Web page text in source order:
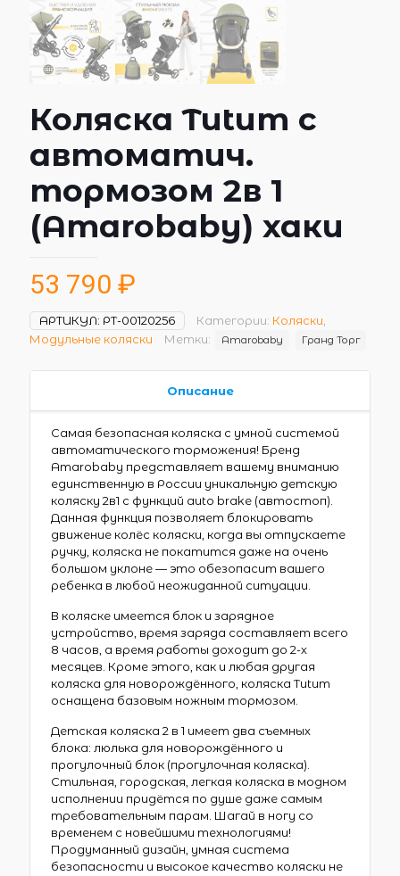
Коляска Tutum с
автоматич.
тормозом 2в 1
(Amarobaby) хаки
53 790 ₽
АРТИКУЛ: РТ-00120256 Категории: Коляски
Модульные коляски
Метки: Amarobaby Гранд Торг
Описание
Самая безопасная коляска с умной системой
автоматического торможения! Бренд
Amarobaby представляет вашему вниманию
единственную в России уникальную детскую
коляску 2в1 с функций auto brake (автостоп).
Данная функция позволяет блокировать
движение колёс коляски, когда вы отпускаете
ручку, коляска не покатится даже на очень
большом уклоне — это обезопасит вашего
ребенка в любой неожиданной ситуации.
В коляске имеется блок и зарядное
устройство, время заряда составляет всего
8 часов, а время работы доходит до 2-х
месяцев. Кроме этого, как и любая другая
коляска для новорождённого, коляска Tutum
оснащена базовым ножным тормозом.
Детская коляска 2 в 1 имеет два съемных
блока: люлька для новорождённого и
прогулочный блок (прогулочная коляска).
Стильная, городская, легкая коляска в модном
исполнении придётся по душе даже самым
требовательным парам. Шагай в ногу со
временем с новейшими технологиями!
Продуманный дизайн, умная система
безопасности и высокое качество коляски не